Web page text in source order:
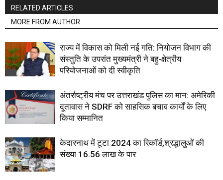
RELATED ARTICLES
MORE FROM AUTHOR
राज्य में विकास को मिली नई गति: नियोजन विभाग की
संस्तुति के उपरांत मुख्यमंत्री ने बहु-क्षेत्रीय
परियोजनाओं को दी स्वीकृति
अंतर्राष्ट्रीय मंच पर उत्तराखंड पुलिस का मान: अमेरिकी
दूतावास ने SDRF को साहसिक बचाव कार्यों के लिए
किया सम्मानित
केदारनाथ में टूटा 2024 का रिकॉर्ड,श्रद्धालुओं की
संख्या 16.56 लाख के पार